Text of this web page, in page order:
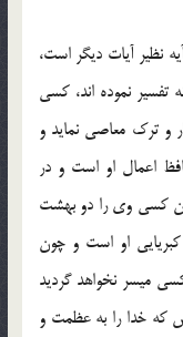
ربه جنتان» (الرحمن /46) این آیه نظیر آیات دیگر است،
را دوگونه تفسیر نموده اند، کسی
و ترک معاصی نماید و
اعمال او است و در
کسی وی را دو بهشت
او است و چون
میسر نخواهد گردید
که خدا را به عظمت و